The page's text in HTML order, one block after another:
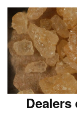
Dealers